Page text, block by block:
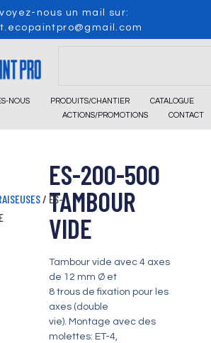
nous un mail sur:
NOUS PRODUITS/CHANTIER
CATALOGUE
ACTIONS/PROMOTIONS
CONTACT
ES-200-500
TAMBOUR
VIDE
Tambour vide avec 4 axes
de 12 mm Ø et
8 trous de fixation pour les
axes (double
vie). Montage avec des
molettes: ET-4,
/ ES-